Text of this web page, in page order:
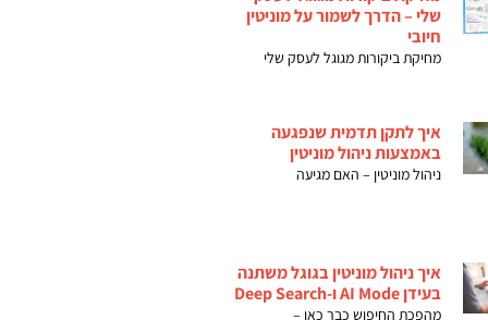
שלי – הדרך לשמור על מוניטין
חיובי
מחיקת ביקורות מגוגל לעסק שלי
איך לתקן תדמית שנפגעה
באמצעות ניהול מוניטין
ניהול מוניטין – האם מגיעה
איך ניהול מוניטין בגוגל משתנה
בעידן AI Mode ו-Deep Search
מהפכת החיפוש כבר כאן –